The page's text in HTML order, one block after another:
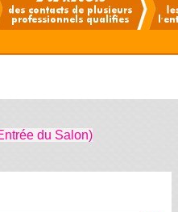
du Salon)